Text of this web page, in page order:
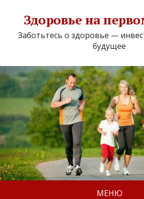
Здоровье на
Заботьтесь о здоровье —
будущее
МЕНЮ